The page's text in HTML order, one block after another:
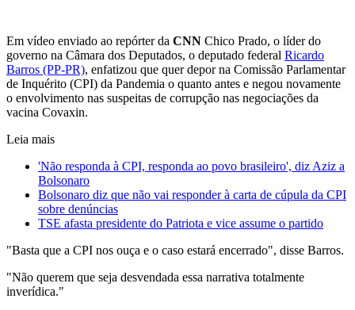
Em vídeo enviado ao repórter da CNN Chico Prado, o líder do
governo na Câmara dos Deputados, o deputado federal Ricardo
Barros (PP-PR), enfatizou que quer depor na Comissão Parlamentar
de Inquérito (CPI) da Pandemia o quanto antes e negou novamente
o envolvimento nas suspeitas de corrupção nas negociações da
vacina Covaxin.
Leia mais
'Não responda à CPI, responda ao povo brasileiro', diz Aziz a
Bolsonaro
Bolsonaro diz que não vai responder à carta de cúpula da CPI
sobre denúncias
TSE afasta presidente do Patriota e vice assume o partido
"Basta que a CPI nos ouça e o caso estará encerrado", disse Barros.
"Não querem que seja desvendada essa narrativa totalmente
inverídica."